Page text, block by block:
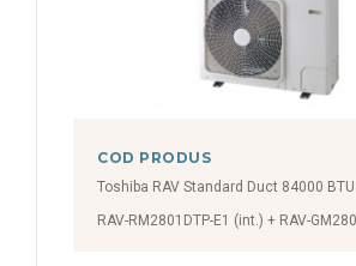
COD PRODUS
Toshiba RAV Standard Duct 84000
RAV-RM2801DTP-E1 (int.) + RAV-